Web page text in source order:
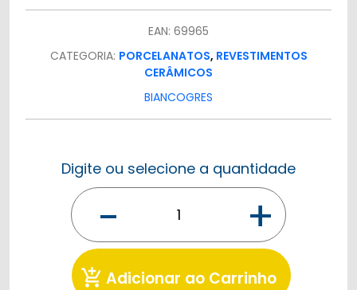
EAN: 69965
CATEGORIA: PORCELANATOS, REVESTIMENTOS
CERÂMICOS
BIANCOGRES
Digite ou selecione a quantidade
- +
add_shopping_cart Adicionar ao Carrinho